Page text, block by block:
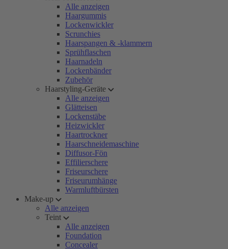
Alle anzeigen
Haargummis
Lockenwickler
Scrunchies
Haarspangen & -klammern
Sprühflaschen
Haarnadeln
Lockenbänder
Zubehör
Haarstyling-Geräte
Alle anzeigen
Glätteisen
Lockenstäbe
Heizwickler
Haartrockner
Haarschneidemaschine
Diffusor-Fön
Effilierschere
Friseurschere
Friseurumhänge
Warmluftbürsten
Make-up
Alle anzeigen
Teint
Alle anzeigen
Foundation
Concealer